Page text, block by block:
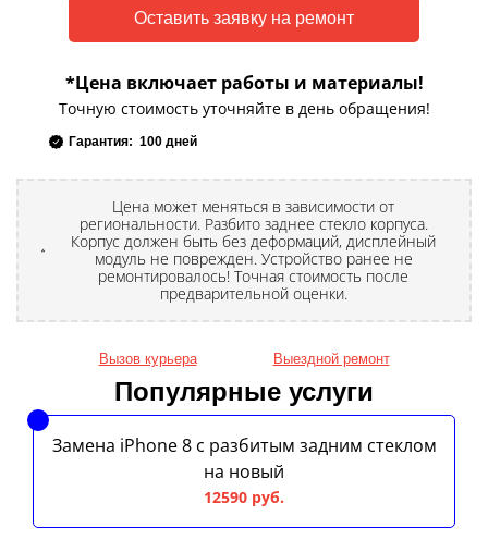
*Цена включает работы и материалы!
Точную стоимость уточняйте в день обращения!
Гарантия: 100 дней
Цена может меняться в зависимости от
региональности. Разбито заднее стекло корпуса.
Корпус должен быть без деформаций, дисплейный
модуль не поврежден. Устройство ранее не
ремонтировалось! Точная стоимость после
предварительной оценки.
Вызов курьера Выездной ремонт
Популярные услуги
Замена iPhone 8 с разбитым задним стеклом
на новый
12590 руб.